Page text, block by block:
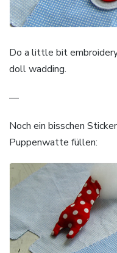
Do a little bit
doll wadding.
—
Noch ein bisschen
Puppenwatte füllen: